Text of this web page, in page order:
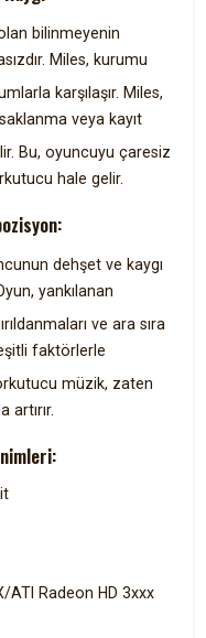
bilinmeyenin
Miles, kurumu
karşılaşır. Miles,
veya kayıt
Bu, oyuncuyu çaresiz
hale gelir.
dehşet ve kaygı
yankılanan
ve ara sıra
faktörlerle
müzik, zaten
ATI Radeon HD 3xxx